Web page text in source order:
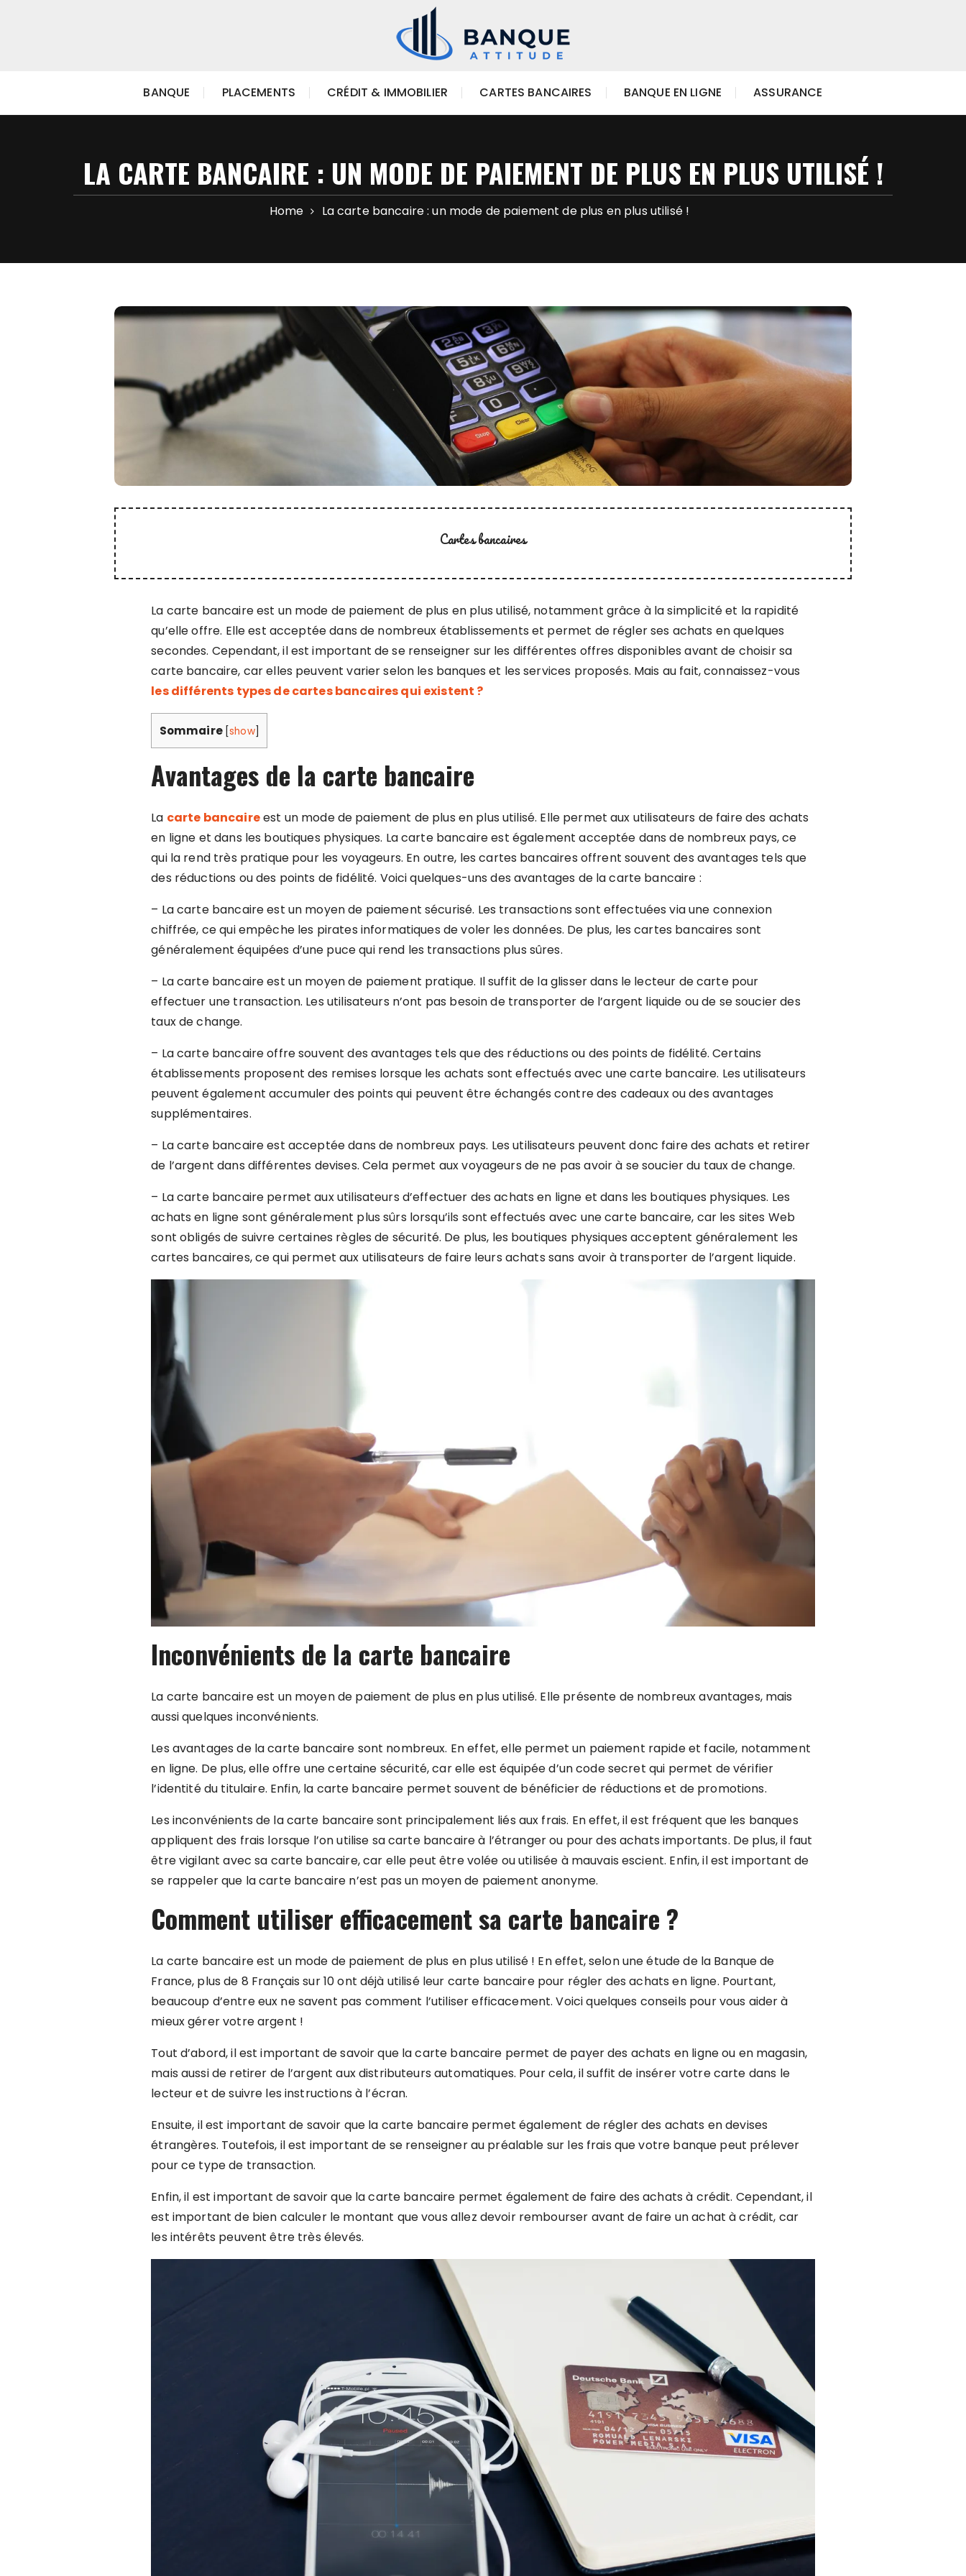
BANQUE PLACEMENTS CRÉDIT & IMMOBILIER CARTES BANCAIRES BANQUE EN LIGNE ASSURANCE
LA CARTE BANCAIRE : UN MODE DE PAIEMENT DE PLUS EN PLUS UTILISÉ !
Home La carte bancaire : un mode de paiement de plus en plus utilisé !
Cartes bancaires
La carte bancaire est un mode de paiement de plus en plus utilisé, notamment grâce à la simplicité et la rapidité
qu’elle offre. Elle est acceptée dans de nombreux établissements et permet de régler ses achats en quelques
secondes. Cependant, il est important de se renseigner sur les différentes offres disponibles avant de choisir sa
carte bancaire, car elles peuvent varier selon les banques et les services proposés. Mais au fait, connaissez-vous
les différents types de cartes bancaires qui existent ?
Sommaire [show]
Avantages de la carte bancaire
La carte bancaireest un mode de paiement de plus en plus utilisé. Elle permet aux utilisateurs de faire des achats
en ligne et dans les boutiques physiques. La carte bancaire est également acceptée dans de nombreux pays, ce
qui la rend très pratique pour les voyageurs. En outre, les cartes bancaires offrent souvent des avantages tels que
des réductions ou des points de fidélité. Voici quelques-uns des avantages de la carte bancaire :
– La carte bancaire est un moyen de paiement sécurisé. Les transactions sont effectuées via une connexion
chiffrée, ce qui empêche les pirates informatiques de voler les données. De plus, les cartes bancaires sont
généralement équipées d’une puce qui rend les transactions plus sûres.
– La carte bancaire est un moyen de paiement pratique. Il suffit de la glisser dans le lecteur de carte pour
effectuer une transaction. Les utilisateurs n’ont pas besoin de transporter de l’argent liquide ou de se soucier des
taux de change.
– La carte bancaire offre souvent des avantages tels que des réductions ou des points de fidélité. Certains
établissements proposent des remises lorsque les achats sont effectués avec une carte bancaire. Les utilisateurs
peuvent également accumuler des points qui peuvent être échangés contre des cadeaux ou des avantages
supplémentaires.
– La carte bancaire est acceptée dans de nombreux pays. Les utilisateurs peuvent donc faire des achats et retirer
de l’argent dans différentes devises. Cela permet aux voyageurs de ne pas avoir à se soucier du taux de change.
– La carte bancaire permet aux utilisateurs d’effectuer des achats en ligne et dans les boutiques physiques. Les
achats en ligne sont généralement plus sûrs lorsqu’ils sont effectués avec une carte bancaire, car les sites Web
sont obligés de suivre certaines règles de sécurité. De plus, les boutiques physiques acceptent généralement les
cartes bancaires, ce qui permet aux utilisateurs de faire leurs achats sans avoir à transporter de l’argent liquide.
Inconvénients de la carte bancaire
La carte bancaire est un moyen de paiement de plus en plus utilisé. Elle présente de nombreux avantages, mais
aussi quelques inconvénients.
Les avantages de la carte bancaire sont nombreux. En effet, elle permet un paiement rapide et facile, notamment
en ligne. De plus, elle offre une certaine sécurité, car elle est équipée d’un code secret qui permet de vérifier
l’identité du titulaire. Enfin, la carte bancaire permet souvent de bénéficier de réductions et de promotions.
Les inconvénients de la carte bancaire sont principalement liés aux frais. En effet, il est fréquent que les banques
appliquent des frais lorsque l’on utilise sa carte bancaire à l’étranger ou pour des achats importants. De plus, il faut
être vigilant avec sa carte bancaire, car elle peut être volée ou utilisée à mauvais escient. Enfin, il est important de
se rappeler que la carte bancaire n’est pas un moyen de paiement anonyme.
Comment utiliser efficacement sa carte bancaire ?
La carte bancaire est un mode de paiement de plus en plus utilisé ! En effet, selon une étude de la Banque de
France, plus de 8 Français sur 10 ont déjà utilisé leur carte bancaire pour régler des achats en ligne. Pourtant,
beaucoup d’entre eux ne savent pas comment l’utiliser efficacement. Voici quelques conseils pour vous aider à
mieux gérer votre argent !
Tout d’abord, il est important de savoir que la carte bancaire permet de payer des achats en ligne ou en magasin,
mais aussi de retirer de l’argent aux distributeurs automatiques. Pour cela, il suffit de insérer votre carte dans le
lecteur et de suivre les instructions à l’écran.
Ensuite, il est important de savoir que la carte bancaire permet également de régler des achats en devises
étrangères. Toutefois, il est important de se renseigner au préalable sur les frais que votre banque peut prélever
pour ce type de transaction.
Enfin, il est important de savoir que la carte bancaire permet également de faire des achats à crédit. Cependant, il
est important de bien calculer le montant que vous allez devoir rembourser avant de faire un achat à crédit, car
les intérêts peuvent être très élevés.